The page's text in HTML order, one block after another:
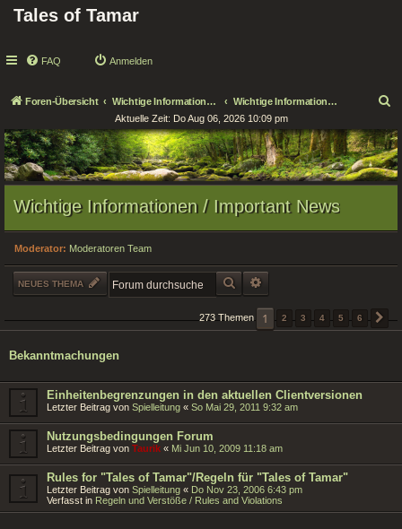
Tales of Tamar
FAQ Anmelden
Foren-Übersicht Wichtige Informationen / Important News Wichtige Informationen / Important News
c
h
e
Aktuelle Zeit: Do Aug 06, 2026 10:09 pm
Wichtige Informationen / Important News
Moderator: Moderatoren Team
NEUES THEMA SUCHE
273 Themen 1 2 3 4 5 6
Bekanntmachungen
Einheitenbegrenzungen in den aktuellen Clientversionen
Letzter Beitrag von Spielleitung « So Mai 29, 2011 9:32 am
Nutzungsbedingungen Forum
Letzter Beitrag von Taurik « Mi Jun 10, 2009 11:18 am
Rules for "Tales of Tamar"/Regeln für "Tales of Tamar"
Letzter Beitrag von Spielleitung « Do Nov 23, 2006 6:43 pm
Verfasst in Regeln und Verstöße / Rules and Violations